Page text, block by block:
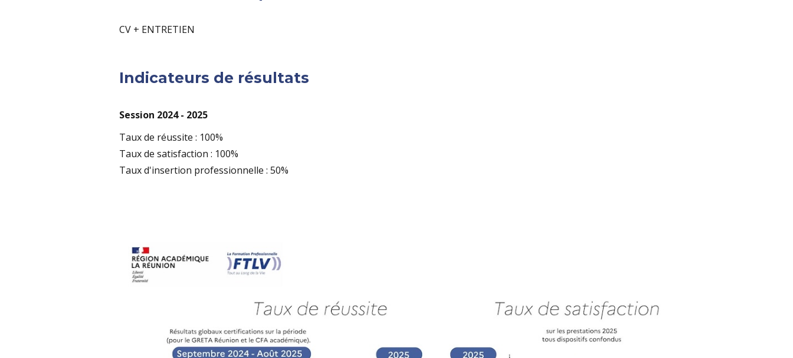
CV + ENTRETIEN
Indicateurs de résultats
Session 2024 - 2025
Taux de réussite : 100%
Taux de satisfaction : 100%
Taux d'insertion professionnelle : 50%